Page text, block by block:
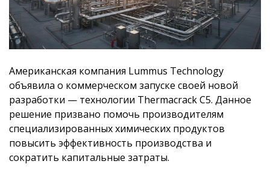
Американская компания Lummus Technology
объявила о коммерческом запуске своей новой
разработки — технологии Thermacrack C5. Данное
решение призвано помочь производителям
специализированных химических продуктов
повысить эффективность производства и
сократить капитальные затраты.